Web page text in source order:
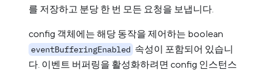
를 저장하고 분당 한 번 모든 요청을 보냅니다.
config 객체에는 해당 동작을 제어하는 boolean
eventBufferingEnabled 속성이 포함되어 있습니
다. 이벤트 버퍼링을 활성화하려면 config 인스턴스